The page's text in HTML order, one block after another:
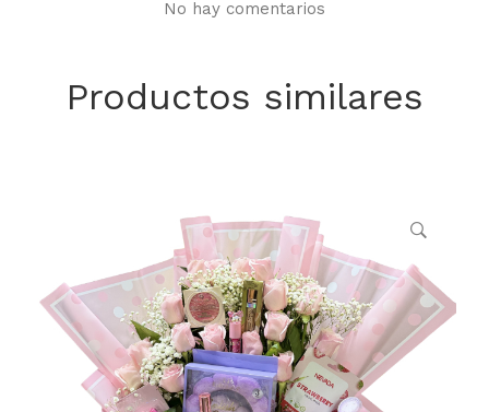
No hay comentarios
Productos similares